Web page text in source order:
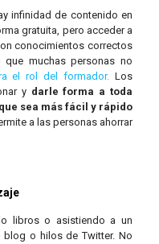
infinidad de contenido en
gratuita, pero acceder a
conocimientos correctos
que muchas personas no
el rol del formador. Los
y darle forma a toda
sea más fácil y rápido
a las personas ahorrar
libros o asistiendo a un
o hilos de Twitter. No